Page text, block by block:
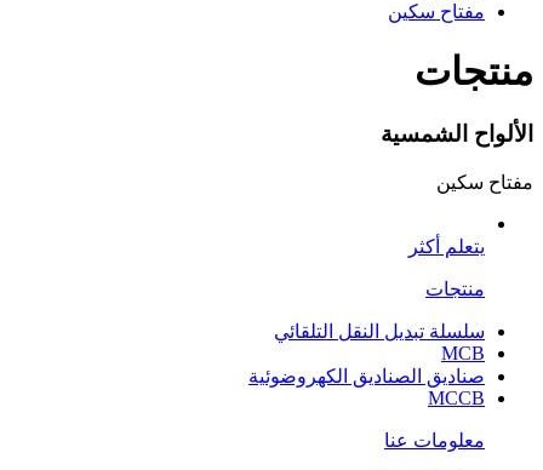
مفتاح سكين
منتجات
الألواح الشمسية
مفتاح سكين
يتعلم أكثر
منتجات
سلسلة تبديل النقل التلقائي
MCB
صناديق الصناديق الكهروضوئية
MCCB
معلومات عنا